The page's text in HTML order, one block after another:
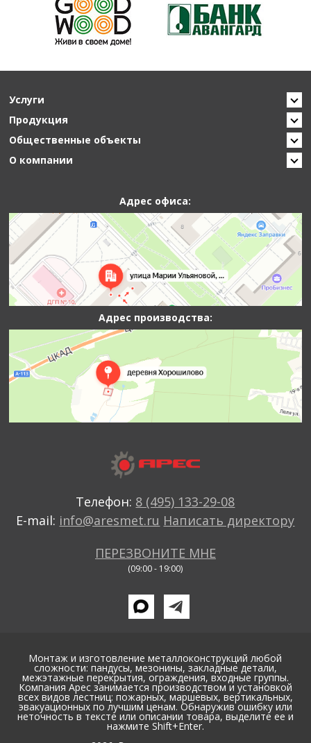
Услуги
Продукция
Общественные объекты
О компании
Адрес офиса:
Адрес производства:
Телефон: 8 (495) 133-29-08
E-mail: info@aresmet.ru Написать директору
ПЕРЕЗВОНИТЕ МНЕ
(09:00 - 19:00)
Монтаж и изготовление металлоконструкций любой
сложности: пандусы, мезонины, закладные детали,
межэтажные перекрытия, ограждения, входные группы.
Компания Арес занимается производством и установкой
всех видов лестниц: пожарных, маршевых, вертикальных,
эвакуационных по лучшим ценам. Обнаружив ошибку или
неточность в тексте или описании товара, выделите ее и
нажмите Shift+Enter.